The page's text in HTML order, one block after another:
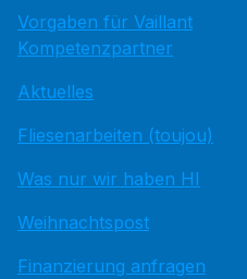
Vorgaben für Vaillant
Kompetenzpartner
Aktuelles
Fliesenarbeiten (toujou)
Was nur wir haben HI
Weihnachtspost
Finanzierung anfragen